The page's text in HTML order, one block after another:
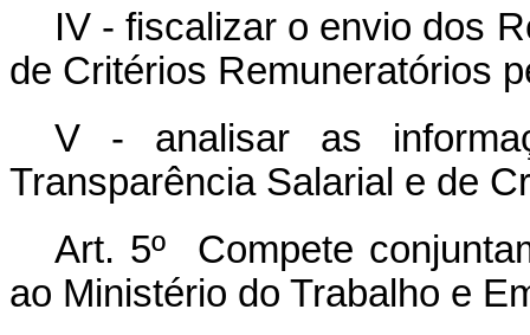
IV - fiscalizar o envio dos
de Critérios Remuneratórios
V - analisar as
Transparência Salarial e de
Art. 5º Compete
ao Ministério do Trabalho e